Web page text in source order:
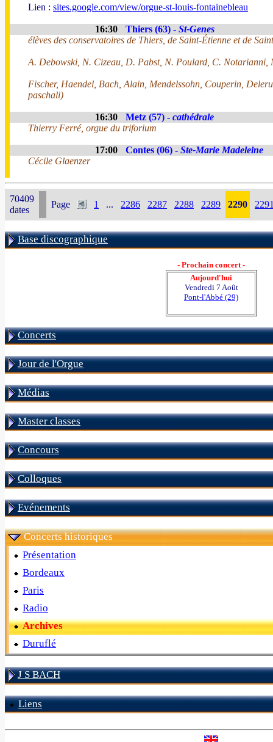
Lien : sites.google.com/view/orgue-st-louis-fontainebleau
16:30 Thiers (63) - St-Genes
élèves des conservatoires de Thiers, de Saint-Étienne et de
A. Debowski, N. Cizeau, D. Pabst, N. Poulard, C. Notarianni,
Fischer, Haendel, Bach, Alain, Mendelssohn, Couperin,
paschali)
16:30 Metz (57) - cathédrale
Thierry Ferré, orgue du triforium
17:00 Contes (06) - Ste-Marie Madeleine
Cécile Glaenzer
70409
dates
Page 1 ... 2286 2287 2288 2289 2290
Base discographique
- Prochain concert -
Aujourd'hui
Vendredi 7 Août
Pont-l'Abbé (29)
Concerts
Jour de l'Orgue
Médias
Master classes
Concours
Colloques
Evénements
Concerts historiques
Présentation
Bordeaux
Paris
Radio
Archives
Duruflé
J S BACH
Liens